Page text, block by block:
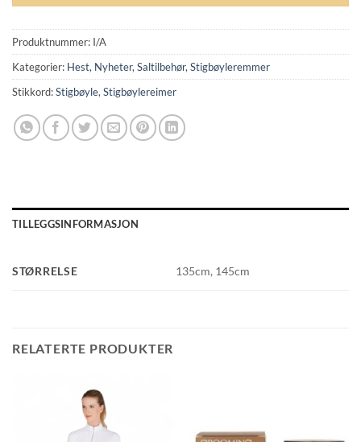
Produktnummer: I/A
Kategorier: Hest, Nyheter,Saltilbehør,Stigbøyleremmer
Stikkord:Stigbøyle,Stigbøylereimer
TILLEGGSINFORMASJON
STØRRELSE 135cm, 145cm
RELATERTE PRODUKTER